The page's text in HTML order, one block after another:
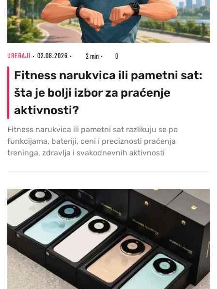
UREĐAJI 02.08.2026 2 min 0
Fitness narukvica ili pametni sat:
šta je bolji izbor za praćenje
aktivnosti?
Fitness narukvica ili pametni sat razlikuju se po
funkcijama, bateriji, ceni i preciznosti praćenja
treninga, zdravlja i svakodnevnih aktivnosti